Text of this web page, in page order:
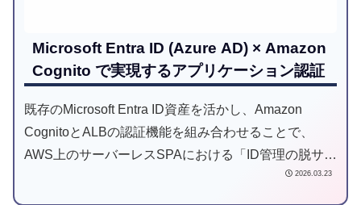
Microsoft Entra ID (Azure AD) × Amazon
Cognito で実現するアプリケーション認証
既存のMicrosoft Entra ID資産を活かし、Amazon
CognitoとALBの認証機能を組み合わせることで、
AWS上のサーバーレスSPAにおける「ID管理の脱サイ
ロ化」とセキュアな認証基盤を実現しました。開発効
2026.03.23